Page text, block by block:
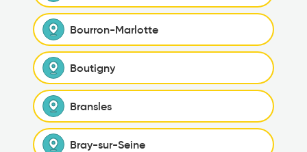
Bourron-Marlotte
Boutigny
Bransles
Bray-sur-Seine